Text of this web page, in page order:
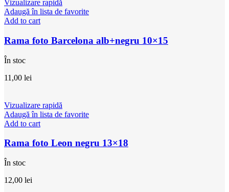
Vizualizare rapidă
Adaugă în lista de favorite
Add to cart
Rama foto Barcelona alb+negru 10×15
În stoc
11,00 lei
Vizualizare rapidă
Adaugă în lista de favorite
Add to cart
Rama foto Leon negru 13×18
În stoc
12,00 lei